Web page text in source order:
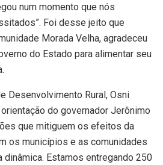
num momento que nós
Foi desse jeito que
Morada Velha, agradeceu
do Estado para alimentar seu
Desenvolvimento Rural, Osni
do governador Jerônimo
que mitiguem os efeitos da
os municípios e as comunidades
dinâmica. Estamos entregando 250